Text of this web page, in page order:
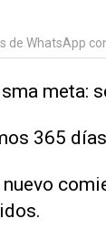
de WhatsApp
meta:
365
nuevo